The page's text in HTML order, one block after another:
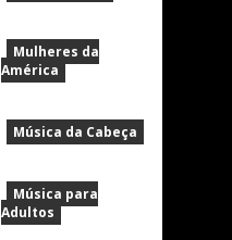
Mulheres da
América
Música da Cabeça
Música para
Adultos